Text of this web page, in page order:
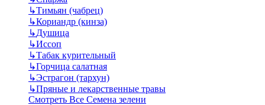
↳Тимьян (чабрец)
↳Кориандр (кинза)
↳Душица
↳Иссоп
↳Табак курительный
↳Горчица салатная
↳Эстрагон (тархун)
↳Пряные и лекарственные травы
Смотреть Все Семена зелени